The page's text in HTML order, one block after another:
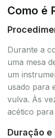
Como é
Durante a
uma mesa
um
usado para
vulva. Às
acético
Duração